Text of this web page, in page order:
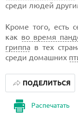
среди людей
Кроме того, есть
как во время
гриппа в тех
среди домашних
Распечатать
ПОДЕЛИТЬСЯ